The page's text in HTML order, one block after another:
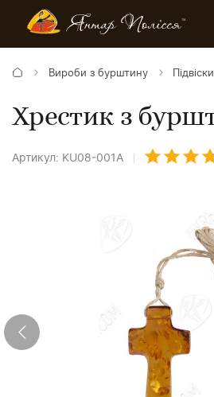
Вироби з бурштину Підвіски
Хрестик з
Артикул: KU08-001A